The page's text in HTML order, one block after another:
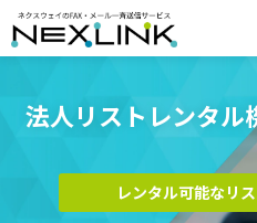
導入
料
法人リストレンタル
レンタル可能なリ